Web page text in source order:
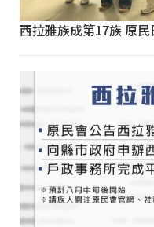
西拉雅族成第17族 原